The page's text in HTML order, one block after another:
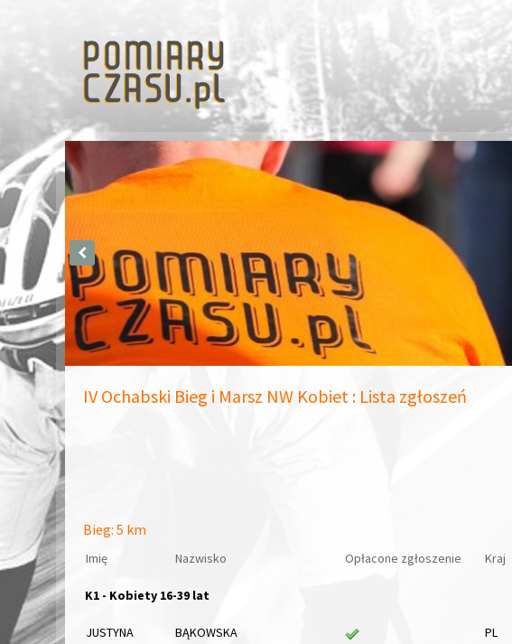
IV Ochabski Bieg i Marsz NW Kobiet : Lista zgłoszeń
Bieg: 5 km
Imię Nazwisko Opłacone zgłoszenie Kraj
K1 - Kobiety 16-39 lat
JUSTYNA BĄKOWSKA PL